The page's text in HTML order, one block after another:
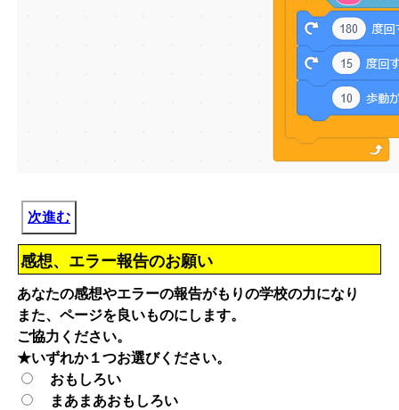
次進む
感想、エラー報告のお願い
あなたの感想やエラーの報告がもりの学校の力になり
また、ページを良いものにします。
ご協力ください。
★いずれか１つお選びください。
おもしろい
まあまあおもしろい